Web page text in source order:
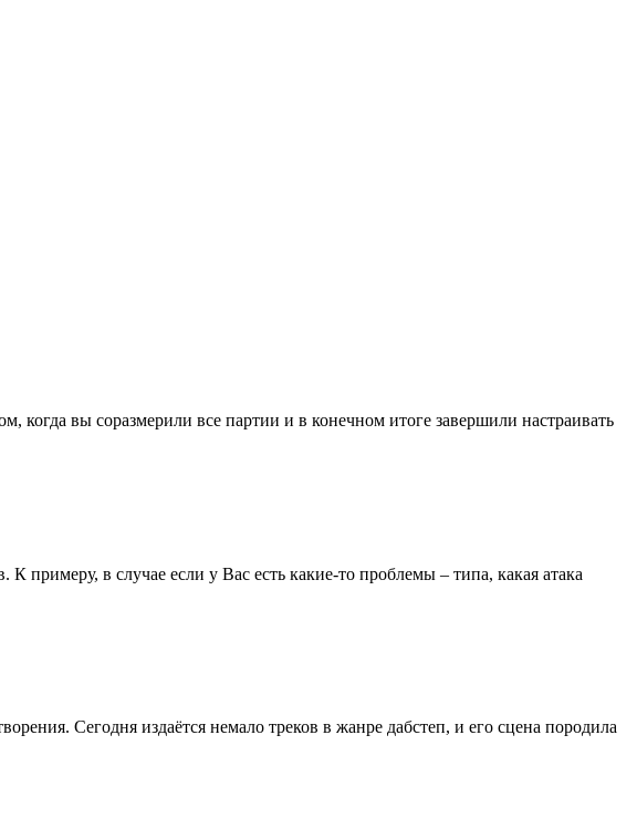
вы соразмерили все партии и в конечном итоге завершили настраивать
в случае если у Вас есть какие-то проблемы – типа, какая атака
Сегодня издаётся немало треков в жанре дабстеп, и его сцена породила